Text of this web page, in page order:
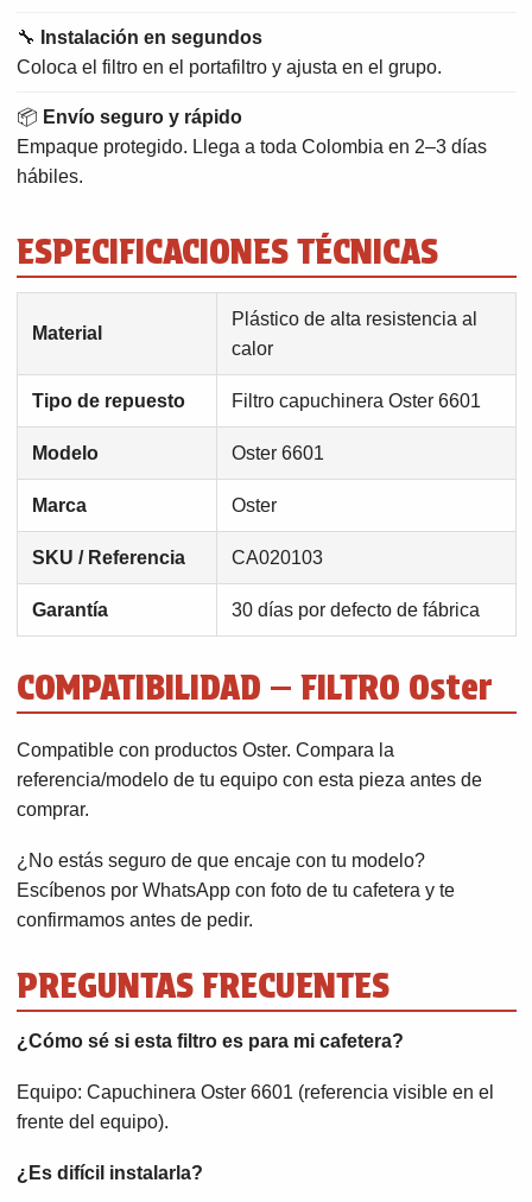
🔧
Instalación en segundos
Coloca el filtro en el portafiltro y ajusta en el grupo.
📦 Envío seguro y rápido
Empaque protegido. Llega a toda Colombia en 2–3 días
hábiles.
ESPECIFICACIONES TÉCNICAS
Material
Plástico de alta resistencia al
calor
Tipo de repuesto Filtro capuchinera Oster 6601
Modelo Oster 6601
Marca Oster
SKU / Referencia CA020103
Garantía 30 días por defecto de fábrica
COMPATIBILIDAD — FILTRO Oster
Compatible con productos Oster. Compara la
referencia/modelo de tu equipo con esta pieza antes de
comprar.
¿No estás seguro de que encaje con tu modelo?
Escíbenos por WhatsApp con foto de tu cafetera y te
confirmamos antes de pedir.
PREGUNTAS FRECUENTES
¿Cómo sé si esta filtro es para mi cafetera?
Equipo: Capuchinera Oster 6601 (referencia visible en el
frente del equipo).
¿Es difícil instalarla?